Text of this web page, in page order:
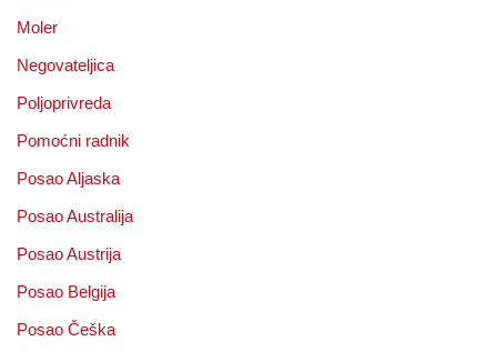
Moler
Negovateljica
Poljoprivreda
Pomoćni radnik
Posao Aljaska
Posao Australija
Posao Austrija
Posao Belgija
Posao Češka